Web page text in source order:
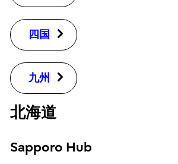
四国
九州
北海道
Sapporo Hub